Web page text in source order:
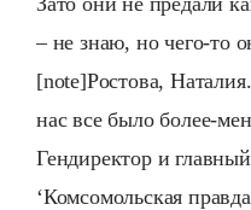
– не знаю, но чего-то
[note]Ростова,
нас все было более-
Гендиректор и
‘Комсомольская